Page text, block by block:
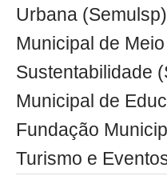
Urbana
Municipal de
Sustentabilidade
Municipal de
Fundação
Turismo e